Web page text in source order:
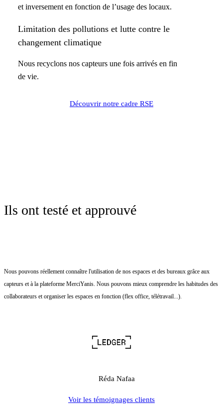
et inversement en fonction de l’usage des locaux.
Limitation des pollutions et lutte contre le
changement climatique
Nous recyclons nos capteurs une fois arrivés en fin
de vie.
Découvrir notre cadre RSE
Ils ont testé et approuvé
Nous pouvons réellement connaître l'utilisation de nos espaces et des bureaux grâce aux
capteurs et à la plateforme MerciYanis. Nous pouvons mieux comprendre les habitudes des
collaborateurs et organiser les espaces en fonction (flex office, télétravail...).
Réda Nafaa
Voir les témoignages clients